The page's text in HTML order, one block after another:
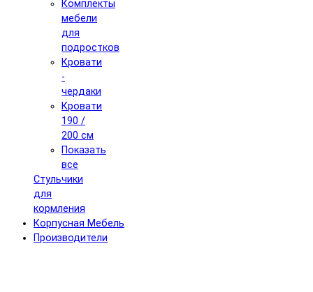
Комплекты
мебели
для
подростков
Кровати
-
чердаки
Кровати
190 /
200 см
Показать
все
Стульчики
для
кормления
Корпусная Мебель
Производители